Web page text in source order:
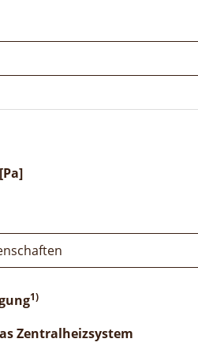
1)
Zentralheizsystem